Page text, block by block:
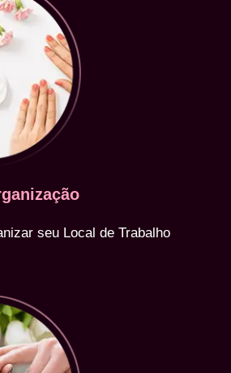
seu Local de Trabalho